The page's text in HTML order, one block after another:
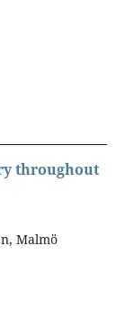
throughout
Malmö